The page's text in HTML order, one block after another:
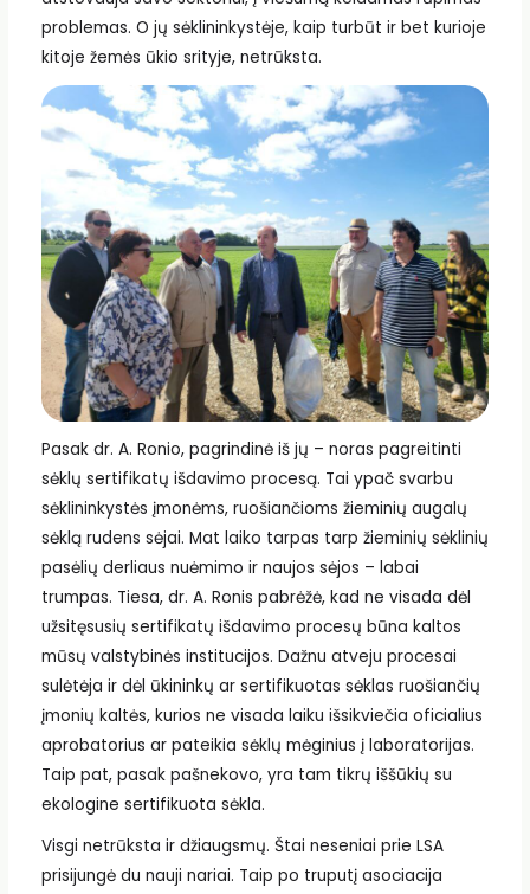
problemas. O jų sėklininkystėje, kaip turbūt ir bet kurioje
kitoje žemės ūkio srityje, netrūksta.
Pasak dr. A. Ronio, pagrindinė iš jų – noras pagreitinti
sėklų sertifikatų išdavimo procesą. Tai ypač svarbu
sėklininkystės įmonėms, ruošiančioms žieminių augalų
sėklą rudens sėjai. Mat laiko tarpas tarp žieminių sėklinių
pasėlių derliaus nuėmimo ir naujos sėjos – labai
trumpas. Tiesa, dr. A. Ronis pabrėžė, kad ne visada dėl
užsitęsusių sertifikatų išdavimo procesų būna kaltos
mūsų valstybinės institucijos. Dažnu atveju procesai
sulėtėja ir dėl ūkininkų ar sertifikuotas sėklas ruošiančių
įmonių kaltės, kurios ne visada laiku išsikviečia oficialius
aprobatorius ar pateikia sėklų mėginius į laboratorijas.
Taip pat, pasak pašnekovo, yra tam tikrų iššūkių su
ekologine sertifikuota sėkla.
Visgi netrūksta ir džiaugsmų. Štai neseniai prie LSA
prisijungė du nauji nariai. Taip po truputį asociacija